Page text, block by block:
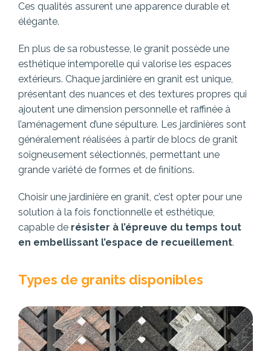
Ces qualités assurent une apparence durable et
élégante.
En plus de sa robustesse, le granit possède une
esthétique intemporelle qui valorise les espaces
extérieurs. Chaque jardinière en granit est unique,
présentant des nuances et des textures propres qui
ajoutent une dimension personnelle et raffinée à
l’aménagement d’une sépulture. Les jardinières sont
généralement réalisées à partir de blocs de granit
soigneusement sélectionnés, permettant une
grande variété de formes et de finitions.
Choisir une jardinière en granit, c’est opter pour une
solution à la fois fonctionnelle et esthétique,
capable de résister à l’épreuve du temps tout
en embellissant l’espace de recueillement.
Types de granits disponibles